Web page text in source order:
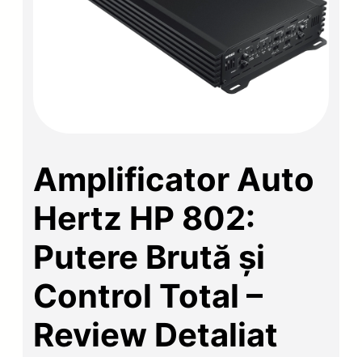
Amplificator Auto
Hertz HP 802:
Putere Brută și
Control Total –
Review Detaliat